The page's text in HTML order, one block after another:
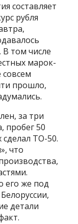
составляет
рубля
том числе
марок-
прошло,
за три
пробег 50
сделал ТО-50.
что
его же под
детали